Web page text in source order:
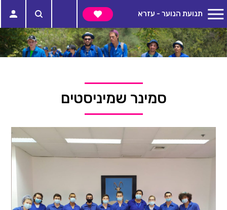
תנועת הנוער - עזרא
סמינר שמיניסטים